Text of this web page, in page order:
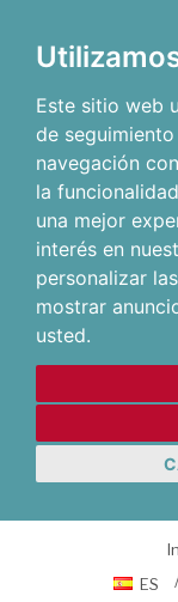
Este sitio web
de
navegación
la
una mejor
interés en
personalizar
mostrar
usted.
ES